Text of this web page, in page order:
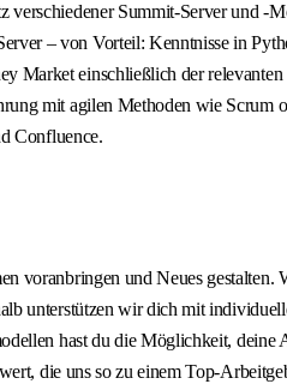
verschiedener Summit-Server und -
– von Vorteil: Kenntnisse in
Market einschließlich der relevanten
mit agilen Methoden wie Scrum
Confluence.
voranbringen und Neues
unterstützen wir dich mit
hast du die Möglichkeit, deine
die uns so zu einem Top-